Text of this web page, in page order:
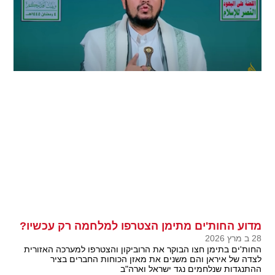
מדוע החות'ים מתימן הצטרפו למלחמה רק עכשיו?
28 ב מרץ 2026
החות'ים בתימן חצו הבוקר את הרוביקון והצטרפו למערכה האזורית
לצדה של איראן והם משנים את מאזן הכוחות החברים בציר
ההתנגדות שנלחמים נגד ישראל וארה"ב